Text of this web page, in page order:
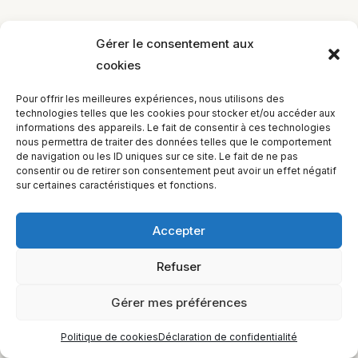
Gérer le consentement aux
cookies
Pour offrir les meilleures expériences, nous utilisons des
technologies telles que les cookies pour stocker et/ou accéder aux
informations des appareils. Le fait de consentir à ces technologies
nous permettra de traiter des données telles que le comportement
de navigation ou les ID uniques sur ce site. Le fait de ne pas
consentir ou de retirer son consentement peut avoir un effet négatif
sur certaines caractéristiques et fonctions.
Accepter
Refuser
Gérer mes préférences
Politique de cookiesDéclaration de confidentialité